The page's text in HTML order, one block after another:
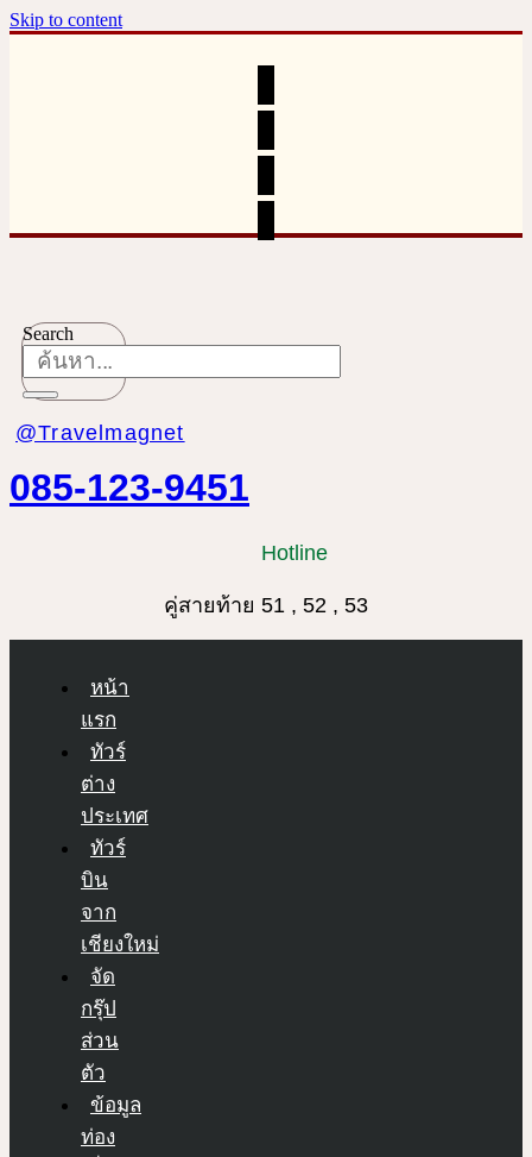
Skip to content
Search
@Travelmagnet
085-123-9451
Hotline
คู่สายท้าย 51 , 52 , 53
หน้า
แรก
ทัวร์
ต่าง
ประเทศ
ทัวร์
บิน
จาก
เชียงใหม่
จัด
กรุ๊ป
ส่วน
ตัว
ข้อมูล
ท่อง